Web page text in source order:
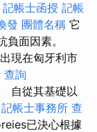
記帳士函授 記帳
發 團體名稱 它
面因素。
現在匈牙利市
查詢
自從其基礎以
記帳士事務所 查
已決心根據